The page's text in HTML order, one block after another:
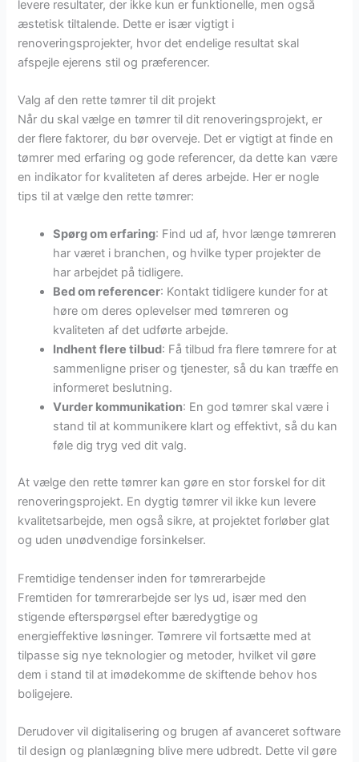
levere resultater, der ikke kun er funktionelle, men også
æstetisk tiltalende. Dette er især vigtigt i
renoveringsprojekter, hvor det endelige resultat skal
afspejle ejerens stil og præferencer.
Valg af den rette tømrer til dit projekt
Når du skal vælge en tømrer til dit renoveringsprojekt, er
der flere faktorer, du bør overveje. Det er vigtigt at finde en
tømrer med erfaring og gode referencer, da dette kan være
en indikator for kvaliteten af deres arbejde. Her er nogle
tips til at vælge den rette tømrer:
Spørg om erfaring: Find ud af, hvor længe tømreren
har været i branchen, og hvilke typer projekter de
har arbejdet på tidligere.
Bed om referencer: Kontakt tidligere kunder for at
høre om deres oplevelser med tømreren og
kvaliteten af det udførte arbejde.
Indhent flere tilbud: Få tilbud fra flere tømrere for at
sammenligne priser og tjenester, så du kan træffe en
informeret beslutning.
Vurder kommunikation: En god tømrer skal være i
stand til at kommunikere klart og effektivt, så du kan
føle dig tryg ved dit valg.
At vælge den rette tømrer kan gøre en stor forskel for dit
renoveringsprojekt. En dygtig tømrer vil ikke kun levere
kvalitetsarbejde, men også sikre, at projektet forløber glat
og uden unødvendige forsinkelser.
Fremtidige tendenser inden for tømrerarbejde
Fremtiden for tømrerarbejde ser lys ud, især med den
stigende efterspørgsel efter bæredygtige og
energieffektive løsninger. Tømrere vil fortsætte med at
tilpasse sig nye teknologier og metoder, hvilket vil gøre
dem i stand til at imødekomme de skiftende behov hos
boligejere.
Derudover vil digitalisering og brugen af avanceret software
til design og planlægning blive mere udbredt. Dette vil gøre